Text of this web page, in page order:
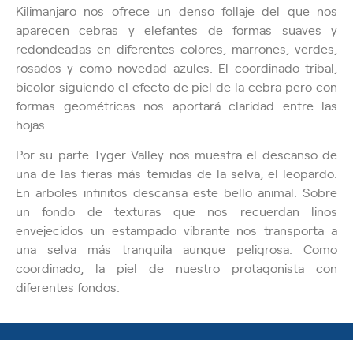
Kilimanjaro nos ofrece un denso follaje del que nos
aparecen cebras y elefantes de formas suaves y
redondeadas en diferentes colores, marrones, verdes,
rosados y como novedad azules. El coordinado tribal,
bicolor siguiendo el efecto de piel de la cebra pero con
formas geométricas nos aportará claridad entre las
hojas.
Por su parte Tyger Valley nos muestra el descanso de
una de las fieras más temidas de la selva, el leopardo.
En arboles infinitos descansa este bello animal. Sobre
un fondo de texturas que nos recuerdan linos
envejecidos un estampado vibrante nos transporta a
una selva más tranquila aunque peligrosa. Como
coordinado, la piel de nuestro protagonista con
diferentes fondos.